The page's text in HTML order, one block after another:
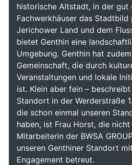
historische Altstadt, in der gut
Fachwerkhäuser das Stadtbild
Jerichower Land und dem
bietet Genthin eine
Umgebung. Genthin hat
Gemeinschaft, die durch
Veranstaltungen und lokale
ist. Klein aber fein –
Standort in der Werderstraße
die schon einmal unseren
haben, ist Frau Horst, die
Mitarbeiterin der BWSA
unseren Genthiner Standort
Engagement betreut.